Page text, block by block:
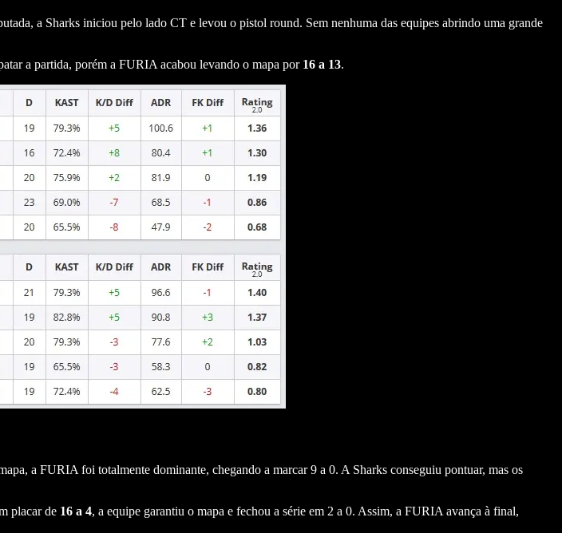
a Sharks iniciou pelo lado CT e levou o pistol round. Sem nenhuma das equipes abrindo uma grande
a partida, porém a FURIA acabou levando o mapa por 16 a 13.
a FURIA foi totalmente dominante, chegando a marcar 9 a 0. A Sharks conseguiu pontuar, mas os
placar de 16 a 4, a equipe garantiu o mapa e fechou a série em 2 a 0. Assim, a FURIA avança à final,